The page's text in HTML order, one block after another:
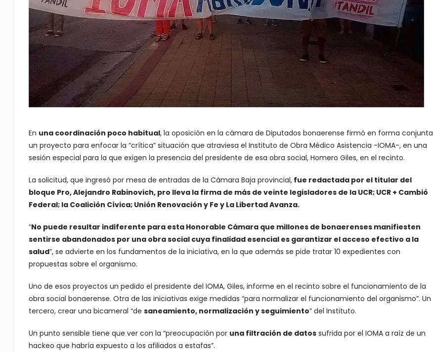
En una coordinación poco habitual, la oposición en la cámara de Diputados bonaerense firmó en forma conjunta
un proyecto para enfocar la “crítica” situación que atraviesa el Instituto de Obra Médico Asistencia -IOMA-, en una
sesión especial para la que exigen la presencia del presidente de esa obra social, Homero Giles, en el recinto.
La solicitud, que ingresó por mesa de entradas de la Cámara Baja provincial,fue redactada por el titular del
bloque Pro, Alejandro Rabinovich, pro lleva la firma de más de veinte legisladores de la UCR; UCR + Cambió
Federal; la Coalición Cívica; Unión Renovación y Fe y La Libertad Avanza.
“No puede resultar indiferente para esta Honorable Cámara que millones de bonaerenses manifiesten
sentirse abandonados por una obra social cuya finalidad esencial es garantizar el acceso efectivo a la
salud”, se advierte en los fundamentos de la iniciativa, en la que además se pide tratar 10 expedientes con
propuestas sobre el organismo.
Uno de esos proyectos un pedido el presidente del IOMA, Giles, informe en el recinto sobre el funcionamiento de la
obra social bonaerense. Otra de las iniciativas exige medidas “para normalizar el funcionamiento del organismo”. Un
tercero, crear una bicameral “de saneamiento, normalización y seguimiento” del Instituto.
Un punto sensible tiene que ver con la “preocupación por una filtración de datossufrida por el IOMA a raíz de un
hackeo que habría expuesto a los afiliados a estafas”.